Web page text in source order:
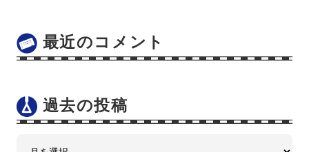
最近のコメント
過去の投稿